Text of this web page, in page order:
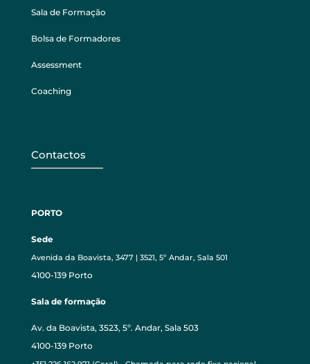
Sala de Formação
Bolsa de Formadores
Assessment
Coaching
Contactos
PORTO
Sede
Avenida da Boavista, 3477 | 3521, 5º Andar, Sala 501
4100-139 Porto
Sala de formação
Av. da Boavista, 3523, 5º. Andar, Sala 503
4100-139 Porto